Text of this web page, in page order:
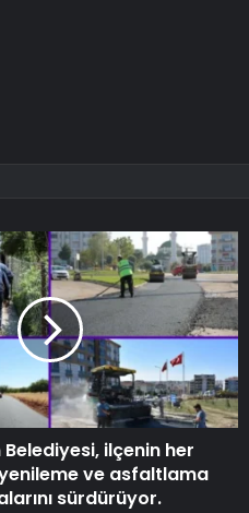
ilçenin her
ve asfaltlama
sürdürüyor.